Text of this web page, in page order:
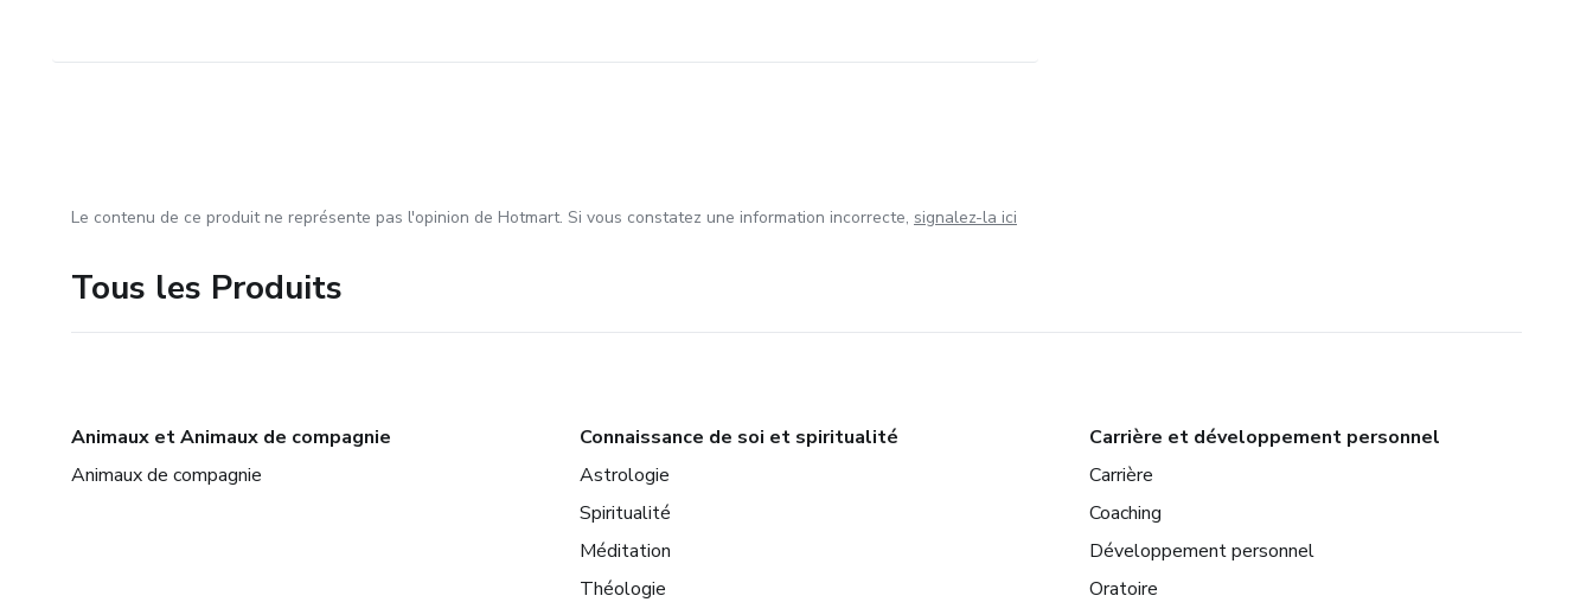
Le contenu de ce produit ne représente pas l'opinion de Hotmart. Si vous constatez une information incorrecte, signalez-la ici
Tous les Produits
Animaux et Animaux de compagnie
Animaux de compagnie
Connaissance de soi et spiritualité
Astrologie
Spiritualité
Méditation
Théologie
Carrière et développement personnel
Carrière
Coaching
Développement personnel
Oratoire